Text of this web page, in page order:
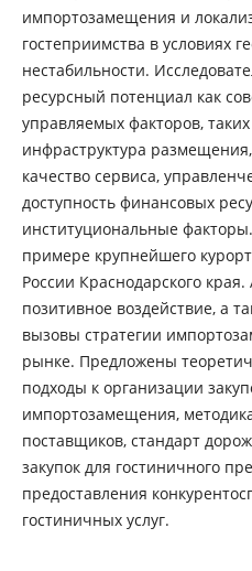
импортозамещения и
гостеприимства в условиях
нестабильности.
ресурсный потенциал как
управляемых факторов,
инфраструктура
качество сервиса,
доступность финансовых
институциональные
примере крупнейшего
России Краснодарского
позитивное воздействие, а
вызовы стратегии
рынке. Предложены
подходы к организации
импортозамещения,
поставщиков, стандарт
закупок для гостиничного
предоставления
гостиничных услуг.